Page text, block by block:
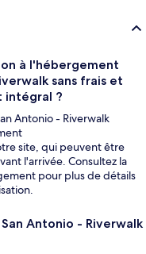
à l'hébergement
sans frais et
intégral ?
Antonio - Riverwalk
site, qui peuvent être
l'arrivée. Consultez la
pour plus de détails
Antonio - Riverwalk